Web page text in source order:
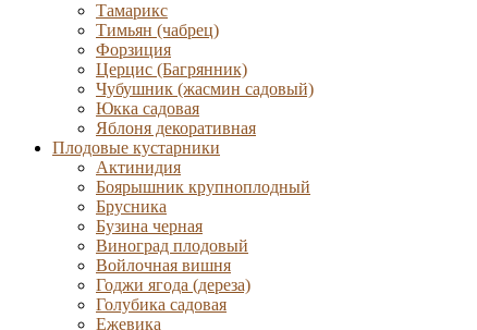
Тамарикс
Тимьян (чабрец)
Форзиция
Церцис (Багрянник)
Чубушник (жасмин садовый)
Юкка садовая
Яблоня декоративная
Плодовые кустарники
Актинидия
Боярышник крупноплодный
Брусника
Бузина черная
Виноград плодовый
Войлочная вишня
Годжи ягода (дереза)
Голубика садовая
Ежевика